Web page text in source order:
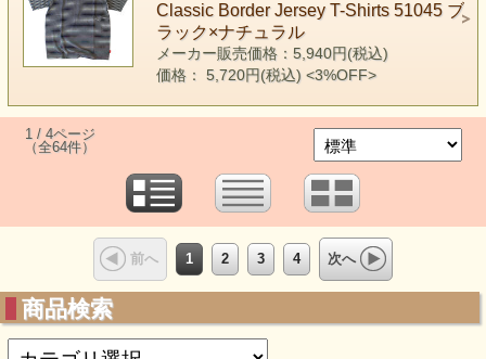
Classic Border Jersey T-Shirts 51045 ブ
ラック×ナチュラル
メーカー販売価格：5,940円(税込)
価格： 5,720円(税込) <3%OFF>
1 / 4ページ
（全64件）
前へ 1 2 3 4 次へ
商品検索